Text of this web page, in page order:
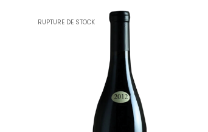
RUPTURE DE STOCK